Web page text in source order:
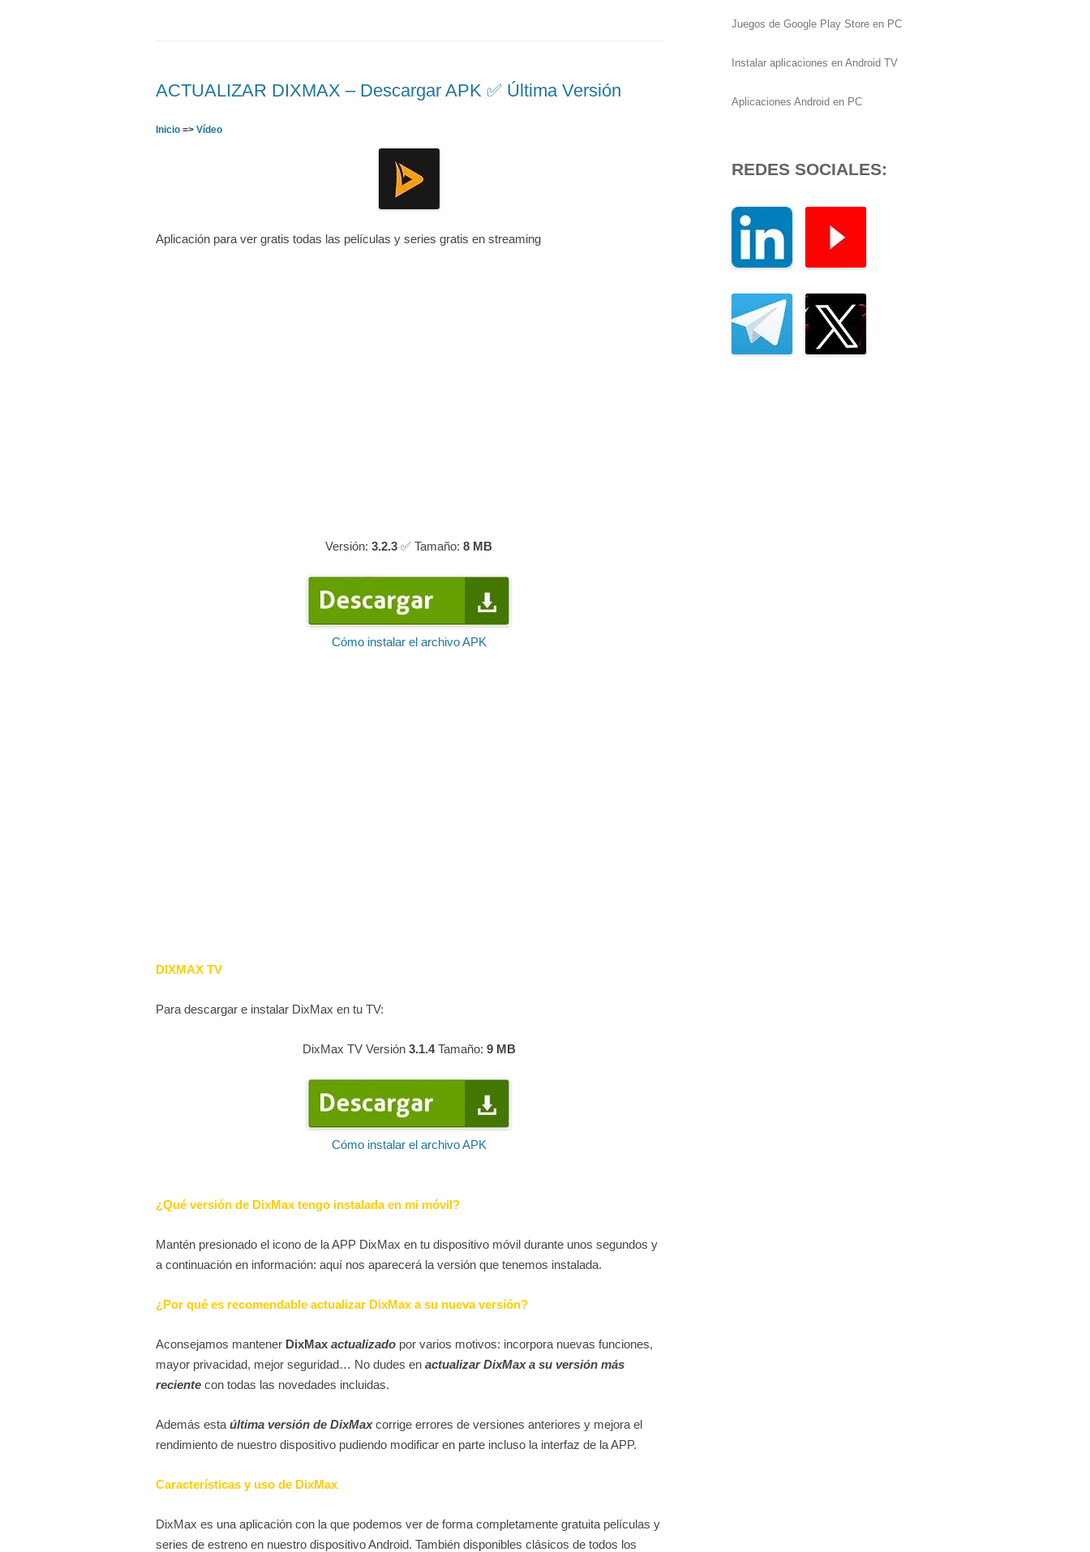
ACTUALIZAR DIXMAX – Descargar APK ✅️ Última Versión
Inicio => Vídeo
Aplicación para ver gratis todas las películas y series gratis en streaming
Versión:3.2.3✅ Tamaño: 8 MB
Cómo instalar el archivo APK
DIXMAX TV
Para descargar e instalar DixMax en tu TV:
DixMax TV Versión 3.1.4Tamaño: 9 MB
Cómo instalar el archivo APK
¿Qué versión de DixMax tengo instalada en mi móvil?
Mantén presionado el icono de la APP DixMax en tu dispositivo móvil durante unos segundos y
a continuación en información: aquí nos aparecerá la versión que tenemos instalada.
¿Por qué es recomendable actualizar DixMax a su nueva versión?
Aconsejamos mantener DixMax actualizado por varios motivos: incorpora nuevas funciones,
mayor privacidad, mejor seguridad… No dudes en actualizar DixMax a su versión más
reciente con todas las novedades incluidas.
Además esta última versión de DixMaxcorrige errores de versiones anteriores y mejora el
rendimiento de nuestro dispositivo pudiendo modificar en parte incluso la interfaz de la APP.
Características y uso de DixMax
DixMax es una aplicación con la que podemos ver de forma completamente gratuita películas y
series de estreno en nuestro dispositivo Android. También disponibles clásicos de todos los
Juegos de Google Play Store en PC
Instalar aplicaciones en Android TV
Aplicaciones Android en PC
REDES SOCIALES: